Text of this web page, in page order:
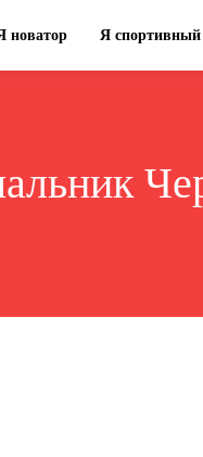
новатор Я спортивный